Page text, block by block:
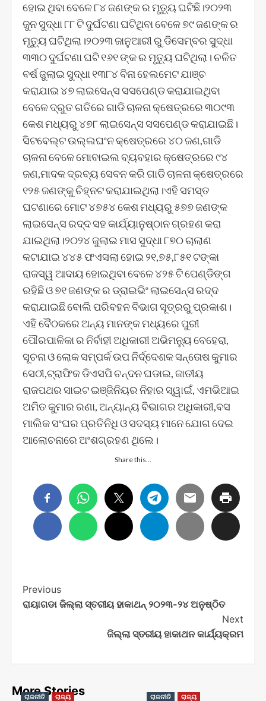
ହୋଇ ଥିବା ବେଳେ ୮୪ ଜଣଙ୍କ ର ମୃତ୍ୟୁ ଘଟିଛି।୨୦୨୩
ଜୁନ ସୁଦ୍ଧା ୮୮ ଟି ଦୁର୍ଘଟଣା ଘଟିଥିବା ବେଳେ ୭୯ ଜଣଙ୍କ ର
ମୃତ୍ୟୁ ଘଟିଥିଲା।୨୦୨୩ ଜାନୁଆରୀ ରୁ ଡିସେମ୍ବର ସୁଦ୍ଧା
୩୩୦ ଦୁର୍ଘଟଣା ଘଟି ୧୬୧ ଙ୍କ ର ମୃତ୍ୟୁ ଘଟିଥିଲା। ଚଳିତ
ବର୍ଷ ଜୁଲାଇ ସୁଦ୍ଧା ୧୩୮୪ ବିନା ହେଲମେଟ ଯାଞ୍ଚ
କରାଯାଇ ୪୭ ଲାଇସେନ୍ସ ସସପେଣ୍ଡ କରାଯାଇଥିବା
ବେଳେ ଦ୍ରୁତ ଗତିରେ ଗାଡି ଚାଳନା କ୍ଷେତ୍ରରେ ୩୦୯୩
କେଶ ମଧ୍ୟରୁ ୪୭୮ ଲାଇସେନ୍ସ ସସପେଣ୍ଡ କରାଯାଇଛି।
ସିଟବେଲ୍ଟ ଉଲ୍ଲଘଂନ କ୍ଷେତ୍ରରେ ୪୦ ଜଣ,ଗାଡି
ଚାଳନା ବେଳେ ମୋବାଇଲ ବ୍ୟବହାର କ୍ଷେତ୍ରରେ ୯୪
ଜଣ,ମାଦକ ଦ୍ରବ୍ୟ ସେବନ କରି ଗାଡି ଚାଳନା କ୍ଷେତ୍ରରେ
୧୨୫ ଜଣଙ୍କୁ ଚିହ୍ନଟ କରାଯାଇଥିଲା।ଏହି ସମସ୍ତ
ଘଟଣାରେ ମୋଟ ୪୭୫୪ କେଶ ମଧ୍ୟରୁ ୫୭୭ ଜଣଙ୍କ
ଲାଇସେନ୍ସ ରଦ୍ଦ ସହ କାର୍ଯ୍ୟାନୁଷ୍ଠାନ ଗ୍ରହଣ କରା
ଯାଇଥିଲା।୨୦୨୪ ଜୁଲାଇ ମାସ ସୁଦ୍ଧା ୮୭୦ ଚାଲାଣ
କଟାଯାଇ ୪୪୫ ଫଏସଲା ହୋଇ ୨୧,୭୫,୮୫୧ ଟଙ୍କା
ରାଜସ୍ୱ ଆଦାୟ ହୋଇଥିବା ବେଳେ ୪୨୫ ଟି ପେଣ୍ଡିଙ୍ଗ
ରହିଛି ଓ ୭୧ ଜଣଙ୍କ ର ଡ୍ରାଇଭିଂ ଲାଇସେନ୍ସ ରଦ୍ଦ
କରାଯାଇଛି ବୋଲି ପରିବହନ ବିଭାଗ ସୂତ୍ରରୁ ପ୍ରକାଶ।
ଏହି ବୈଠକରେ ଅନ୍ୟ ମାନଙ୍କ ମଧ୍ୟରେ ପୁରୀ
ପୌରପାଳିକା ର ନିର୍ବାହୀ ଅଧିକାରୀ ଅଭିମନ୍ୟୁ ବେହେରା,
ସୂଚନା ଓ ଲୋକ ସମ୍ପର୍କ ଉପ ନିର୍ଦ୍ଦେଶକ ସନ୍ତୋଷ କୁମାର
ସେଠୀ,ଟ୍ରାଫିକ ଡିଏସପି ଚନ୍ଦନ ଘଡାଇ, ଜାତୀୟ
ରାଜପଥର ସାଇଟ ଇଞ୍ଜିନିୟର ନିହାର ସ୍ୱାଇଁ, ଏମଭିଆଇ
ଅମିତ କୁମାର ରଣା, ଅନ୍ୟାନ୍ୟ ବିଭାଗର ଅଧିକାରୀ,ବସ
ମାଲିକ ସଂଘର ପ୍ରତିନିଧି ଓ ସଦସ୍ୟ ମାନେ ଯୋଗ ଦେଇ
ଆଲୋଚନାରେ ଅଂଶଗ୍ରହଣ ଥିଲେ।
Share this…
Post
Navigation
Previous
ରାୟାଗଡା ଜିଲ୍ଲା ସ୍ତରୀୟ ହାକାଥନ୍ ୨୦୨୩-୨୪ ଅନୁଷ୍ଠିତ
Next
ଜିଲ୍ଲା ସ୍ତରୀୟ ହାକାଥନ କାର୍ଯ୍ୟକ୍ରମ
More Stories
ରାଜନୀତି ରାଜ୍ୟ ରାଜନୀତି ରାଜ୍ୟ